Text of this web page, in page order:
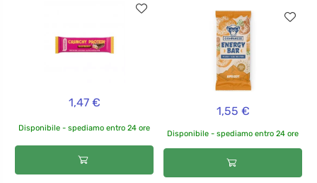
1,47 €
Disponibile - spediamo entro 24 ore
1,55 €
Disponibile - spediamo entro 24 ore